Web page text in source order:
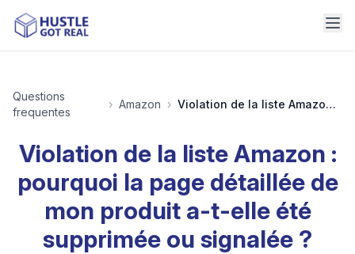
Questions
frequentes
› Amazon › Violation de la liste Amazon : pourquoi la page détaillée de mon produit a-t-elle été supprimée ou signalée ?
Violation de la liste Amazon :
pourquoi la page détaillée de
mon produit a-t-elle été
supprimée ou signalée ?